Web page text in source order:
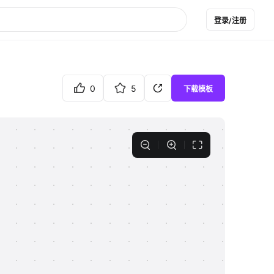
登录/注册
0 5 下载模板